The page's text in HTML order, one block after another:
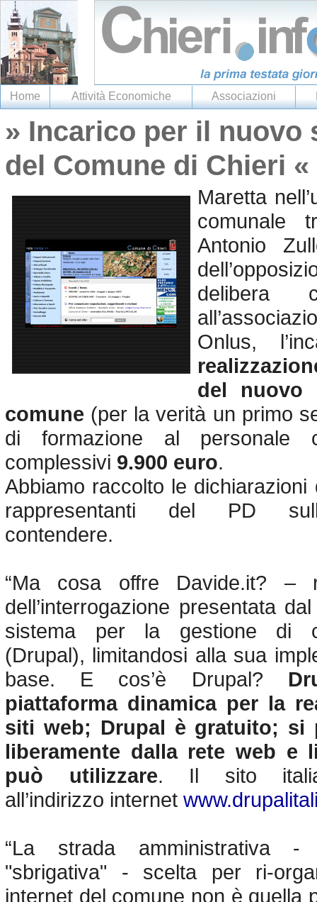
Home Attività Economiche Associazioni
» Incarico per il nuovo
del Comune di Chieri «
Maretta
comunale
Antonio
delibera
Onlus,
del nuovo
comune (per la verità un primo
di formazione al personale
complessivi 9.900 euro.
Abbiamo raccolto le
rappresentanti del PD
contendere.
“Ma cosa offre Davide.it? –
dell’interrogazione presentata
sistema per la gestione di
(Drupal), limitandosi alla sua
base. E cos’è Drupal?
piattaforma dinamica per la
siti web; Drupal è gratuito; si
liberamente dalla rete web e
può utilizzare. Il sito
all’indirizzo internet
“La strada amministrativa -
"sbrigativa" - scelta per ri-
internet del comune non è quella